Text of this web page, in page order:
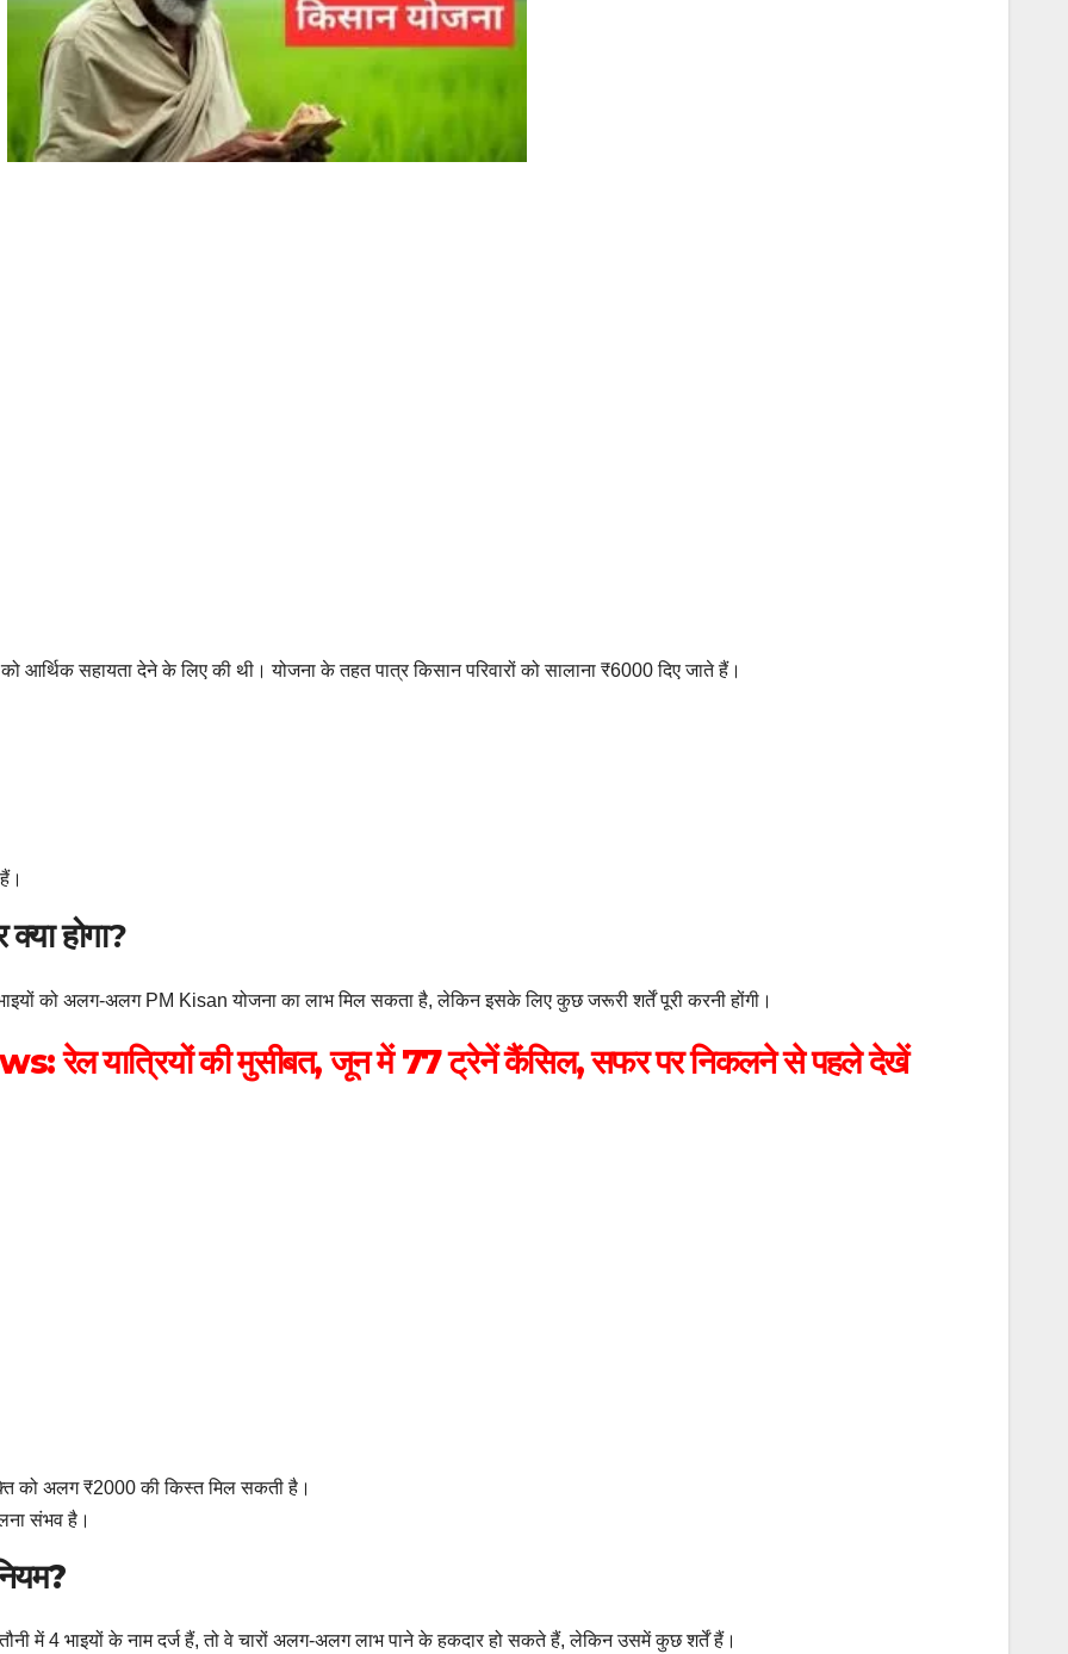
सहायता देने के लिए की थी। योजना के तहत पात्र किसान परिवारों को सालाना ₹6000 दिए जाते हैं।
होगा?
को अलग-अलग PM Kisan योजना का लाभ मिल सकता है, लेकिन इसके लिए कुछ जरूरी शर्तें पूरी करनी होंगी।
यात्रियों की मुसीबत, जून में 77 ट्रेनें कैंसिल, सफर पर निकलने से पहले देखें
को अलग ₹2000 की किस्त मिल सकती है।
संभव है।
में 4 भाइयों के नाम दर्ज हैं, तो वे चारों अलग-अलग लाभ पाने के हकदार हो सकते हैं, लेकिन उसमें कुछ शर्तें हैं।